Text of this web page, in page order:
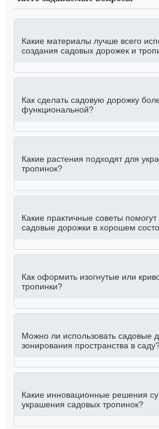
Какие материалы лучше всего
создания садовых дорожек и
Как сделать садовую дорожку
функциональной?
Какие растения подходят для
тропинок?
Какие практичные советы
садовые дорожки в хорошем
Как оформить изогнутые или
тропинки?
Можно ли использовать садовые
зонирования пространства в
Какие инновационные решения
украшения садовых тропинок?